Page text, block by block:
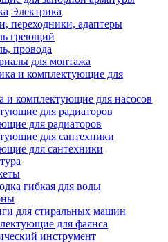
Электрика
переходники, адаптеры
греющий
провода
для монтажа
и комплектующие для насосов
для радиаторов
для сантехники
гибкая для воды
для стиральных машин
для фаянса